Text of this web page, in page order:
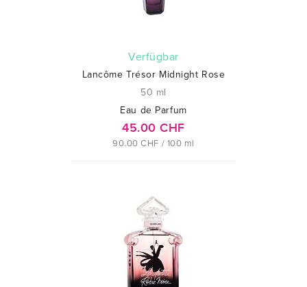
verfügbar
Lancôme Trésor Midnight Rose
50 ml
Eau de Parfum
45.00 CHF
90.00 CHF / 100 ml